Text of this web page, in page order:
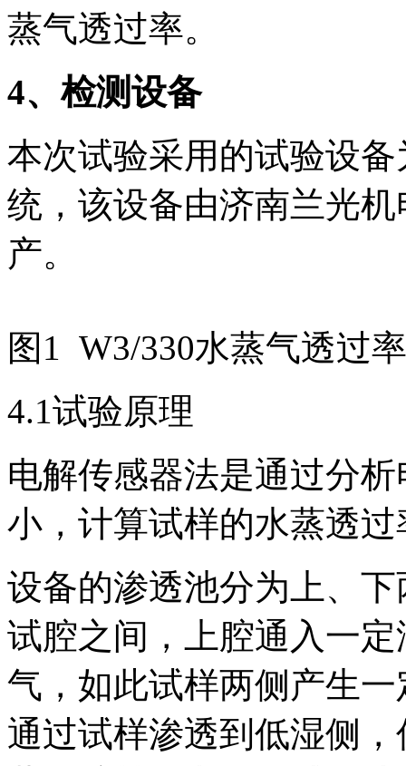
蒸气透过率。
4、检测设备
本次试验采用的试验设
统，该设备由济南兰光
产。
图1 W3/330水蒸气透过
4.1试验原理
电解传感器法是通过分
小，计算试样的水蒸透
设备的渗透池分为上、
试腔之间，上腔通入一
气，如此试样两侧产生
通过试样渗透到低湿侧